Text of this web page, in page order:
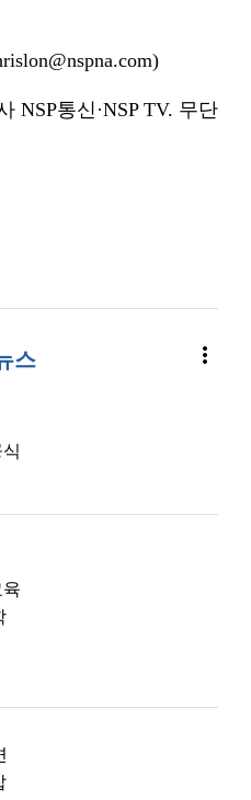
NSP통신·NSP TV. 무단
스 more_vert